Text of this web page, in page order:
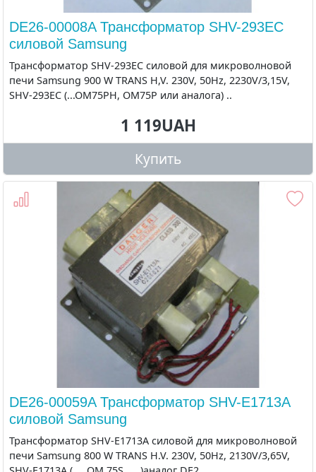
DE26-00008A Трансформатор SHV-293EC
силовой Samsung
Трансформатор SHV-293EC силовой для микроволновой
печи Samsung 900 W TRANS H,V. 230V, 50Hz, 2230V/3,15V,
SHV-293EC (...OM75PH, OM75P или аналога) ..
1 119UAH
Купить
DE26-00059A Трансформатор SHV-E1713A
силовой Samsung
Трансформатор SHV-E1713A силовой для микроволновой
печи Samsung 800 W TRANS H.V. 230V, 50Hz, 2130V/3,65V,